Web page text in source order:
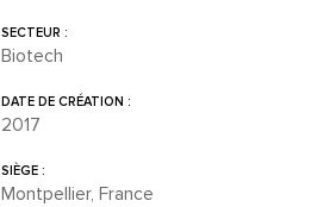
SECTEUR :
Biotech
DATE DE CRÉATION :
2017
SIÈGE :
Montpellier, France